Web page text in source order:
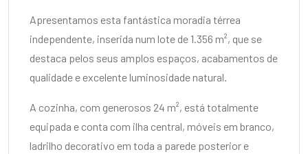
Apresentamos esta fantástica moradia térrea
independente, inserida num lote de 1.356 m², que se
destaca pelos seus amplos espaços, acabamentos de
qualidade e excelente luminosidade natural.
A cozinha, com generosos 24 m², está totalmente
equipada e conta com ilha central, móveis em branco,
ladrilho decorativo em toda a parede posterior e